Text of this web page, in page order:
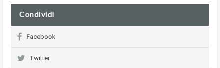
Condividi
Facebook
Twitter